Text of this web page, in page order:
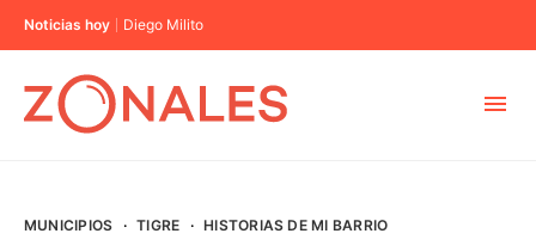
Noticias hoy Diego Milito
MUNICIPIOS · TIGRE · HISTORIAS DE MI BARRIO